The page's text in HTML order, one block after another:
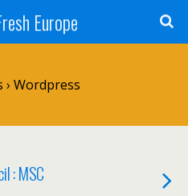
Europe
Wordpress
: MSC